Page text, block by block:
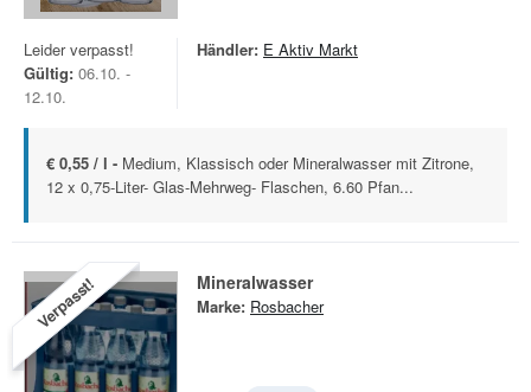
Leider verpasst!
Gültig: 06.10. -
12.10.
Händler: E Aktiv Markt
€ 0,55 / l - Medium, Klassisch oder Mineralwasser mit Zitrone,
12 x 0,75-Liter- Glas-Mehrweg- Flaschen, 6.60 Pfan...
Verpasst! Mineralwasser
Marke: Rosbacher